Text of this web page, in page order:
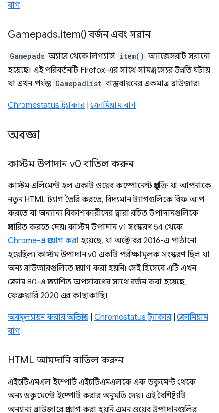
বাগ
Gamepads.item() বর্জন এবং সরান
Gamepads অ্যারে থেকে লিগ্যাসি item() অ্যাক্সেসরটি সরানো
হয়েছে। এই পরিবর্তনটি Firefox-এর সাথে সামঞ্জস্যের উন্নতি ঘটায়
যা এখন পর্যন্ত GamepadList বাস্তবায়নের একমাত্র ব্রাউজার।
Chromestatus ট্র্যাকার| ক্রোমিয়াম বাগ
অবজ্ঞা
কাস্টম উপাদান v0 বাতিল করুন
কাস্টম এলিমেন্ট হল একটি ওয়েব কম্পোনেন্ট প্রযুক্তি যা আপনাকে
নতুন HTML ট্যাগ তৈরি করতে, বিদ্যমান ট্যাগগুলিকে বিফ আপ
করতে বা অন্যান্য বিকাশকারীদের দ্বারা রচিত উপাদানগুলিকে
প্রসারিত করতে দেয়৷ কাস্টম উপাদান v1 সংস্করণ 54 থেকে
Chrome-এ প্রয়োগ করা হয়েছে, যা অক্টোবর 2016-এ পাঠানো
হয়েছিল৷ কাস্টম উপাদান v0 একটি পরীক্ষামূলক সংস্করণ ছিল যা
অন্য ব্রাউজারগুলিতে প্রয়োগ করা হয়নি৷ সেই হিসেবে এটি এখন
ক্রোম 80-এ প্রত্যাশিত অপসারণের সাথে বর্জন করা হয়েছে,
ফেব্রুয়ারি 2020 এর কাছাকাছি।
অবমূল্যায়ন করার অভিপ্রায় Chromestatus ট্র্যাকার| ক্রোমিয়াম
বাগ
HTML আমদানি বাতিল করুন
এইচটিএমএল ইম্পোর্ট এইচটিএমএলকে এক ডকুমেন্ট থেকে
অন্য ডকুমেন্টে ইম্পোর্ট করার অনুমতি দেয়। এই বৈশিষ্ট্যটি
অন্যান্য ব্রাউজারে প্রয়োগ করা হয়নি এমন ওয়েব উপাদানগুলির